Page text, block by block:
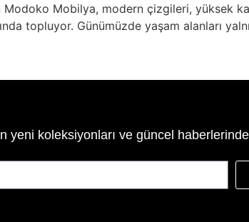
Mobilya, modern çizgileri, yüksek
topluyor. Günümüzde yaşam alanları
yeni koleksiyonları ve güncel